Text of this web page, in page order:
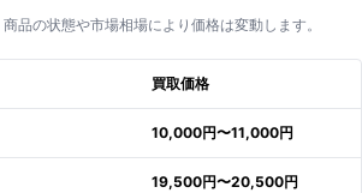
品の状態や市場相場により価格は変動します。
買取価格
10,000円〜11,000円
19,500円〜20,500円